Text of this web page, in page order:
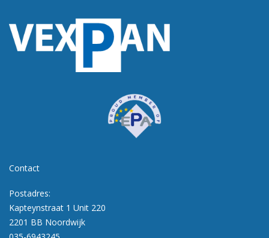
Contact
Postadres:
Kapteynstraat 1 Unit 220
2201 BB Noordwijk